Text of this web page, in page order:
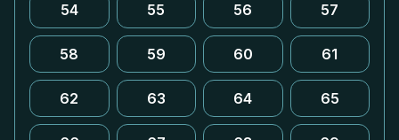
54 55 56 57
58 59 60 61
62 63 64 65